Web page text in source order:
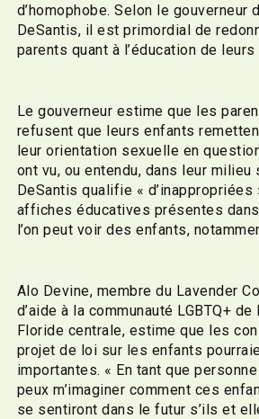
d’homophobe. Selon le gouverneur
DeSantis, il est primordial de
parents quant à l’éducation de
Le gouverneur estime que les
refusent que leurs enfants
leur orientation sexuelle en
ont vu, ou entendu, dans leur milieu
DeSantis qualifie « d’inappropriées
affiches éducatives présentes
l’on peut voir des enfants,
Alo Devine, membre du Lavender
d’aide à la communauté LGBTQ+
Floride centrale, estime que les
projet de loi sur les enfants
importantes. « En tant que
peux m’imaginer comment ces
se sentiront dans le futur s’ils et